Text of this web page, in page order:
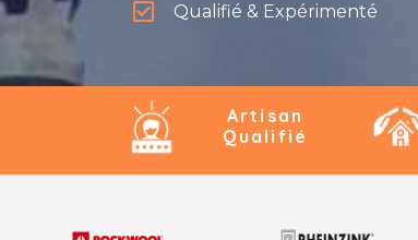
Qualifié & Expérimenté
Artisan
Qualifié